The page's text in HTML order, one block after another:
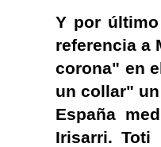
Y por
referencia a
corona" en
un collar"
España
Irisarri.